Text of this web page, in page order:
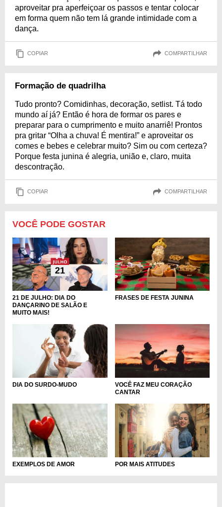
aproveitar pra aperfeiçoar os passos e tentar colocar
em forma quem não tem lá grande intimidade com a
dança.
COPIAR COMPARTILHAR
Formação de quadrilha
Tudo pronto? Comidinhas, decoração, setlist. Tá todo
mundo aí já? Então é hora de formar os pares e
preparar para o cumprimento e muito anarriê! Prontos
pra gritar “Olha a chuva! É mentira!” e aproveitar os
comes e bebes e celebrar muito? Sim ou com certeza?
Porque festa junina é alegria, união e, claro, muita
descontração.
COPIAR COMPARTILHAR
VOCÊ PODE GOSTAR
21 DE JULHO: DIA DO
DANÇARINO DE SALÃO E
MUITO MAIS!
FRASES DE FESTA JUNINA
DIA DO SURDO-MUDO
VOCÊ FAZ MEU CORAÇÃO
CANTAR
EXEMPLOS DE AMOR POR MAIS ATITUDES